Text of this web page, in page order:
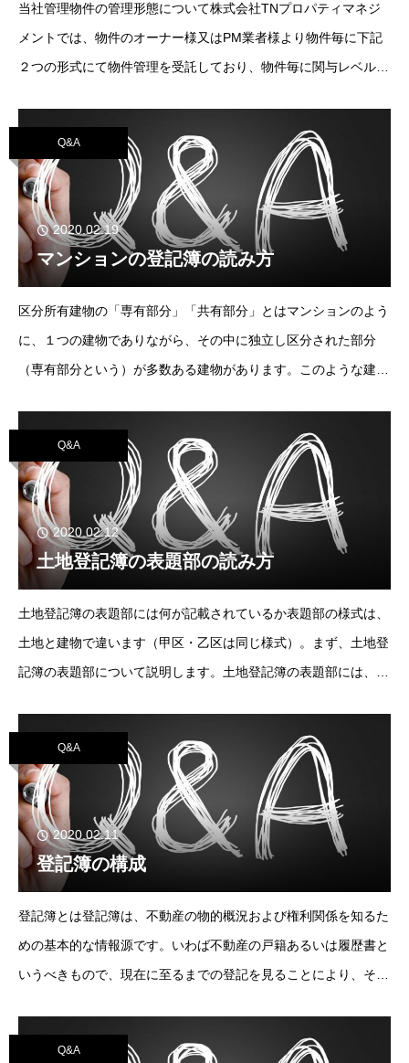
当社管理物件の管理形態について株式会社TNプロパティマネジ
メントでは、物件のオーナー様又はPM業者様より物件毎に下記
２つの形式にて物件管理を受託しており、物件毎に関与レベルが
務の監督を行う）（2）サブPM（リーシ
Q&A
2020.02.19
マンションの登記簿の読み方
区分所有建物の「専有部分」「共有部分」とはマンションのよう
に、１つの建物でありながら、その中に独立し区分された部分
（専有部分という）が多数ある建物があります。このような建物
を区分所有権、またその所有者を区分所有者と
Q&A
2020.02.12
土地登記簿の表題部の読み方
土地登記簿の表題部には何が記載されているか表題部の様式は、
土地と建物で違います（甲区・乙区は同じ様式）。まず、土地登
記簿の表題部について説明します。土地登記簿の表題部には、所
あります。このうち、地番には①地目に
Q&A
2020.02.11
登記簿の構成
登記簿とは登記簿は、不動産の物的概況および権利関係を知るた
めの基本的な情報源です。いわば不動産の戸籍あるいは履歴書と
いうべきもので、現在に至るまでの登記を見ることにより、その
けてつくります。従来からの（コンピュー
Q&A